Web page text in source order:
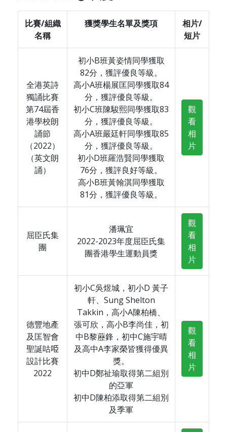
比賽/組織
名稱
獲獎學生名單及獎項
相片/
短片
全港英詩
獨誦比賽
第74屆香
港學校朗
誦節
（2022）
（英文朗
誦）
初小B班黃姿情同學獲取
82分，獲評優良等級。
高小A班楊展匡同學獲取84
分，獲評優良等級。
初小C班陳駿熙同學獲取83
分，獲評優良等級。
高小A班嚴廷軒同學獲取85
分，獲評優良等級。
初小D班羅浩賢同學獲取
76分，獲評良好等級。
高小B班黃翰淇同學獲取
81分，獲評優良等級。
觀
看
相
片
屈臣氏集
團
潘珮宜
2022-2023年度屈臣氏集
團香港學生運動員獎
觀
看
相
片
德豐地產
及匡智會
聖誕咕𠱸
設計比賽
2022
初小C吳煜城，初小D 黃子
軒、Sung Shelton
Takkin，高小A陳柏橋、
張可欣，高小B李尚佳，初
中B黎藶鋒，初中C施宇晴
及高中A李家榮皆獲得優異
獎。
初中D鄭祉瑜取得第二組別
的亞軍
初中D陳柏添取得第二組別
及季軍
觀
看
相
片